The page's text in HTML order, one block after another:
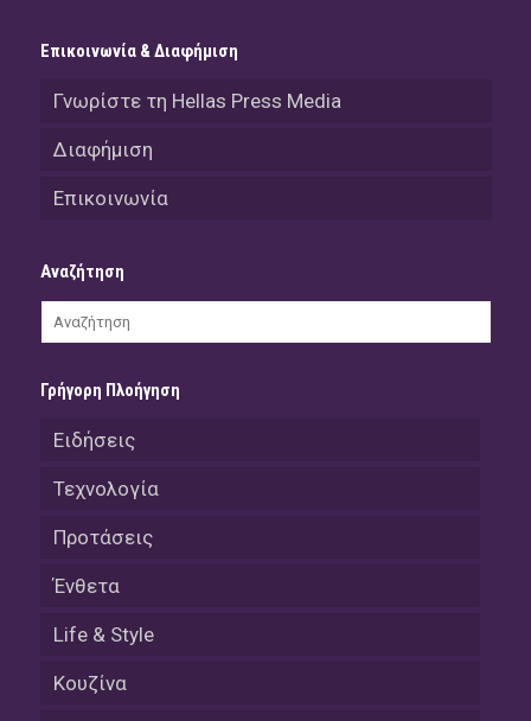
Επικοινωνία & Διαφήμιση
Γνωρίστε τη Hellas Press Media
Διαφήμιση
Επικοινωνία
Αναζήτηση
Γρήγορη Πλοήγηση
Ειδήσεις
Τεχνολογία
Προτάσεις
Ένθετα
Life & Style
Κουζίνα